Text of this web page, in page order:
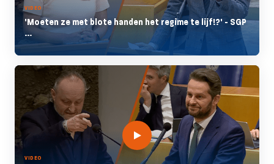
VIDEO
'Moeten ze met blote handen het regime te lijf!?' - SGP
...
VIDEO